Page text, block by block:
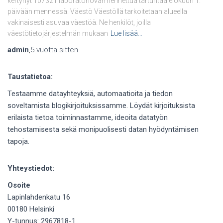
päivään mennessä. Väestö Väestöllä tarkoitetaan alueella
vakinaisesti asuvaa väestöä. Ne henkilöt, joilla
väestötietojärjestelmän mukaan
Lue lisää…
admin,5 vuotta sitten
Taustatietoa:
Testaamme datayhteyksiä, automaatioita ja tiedon
soveltamista blogikirjoituksissamme. Löydät kirjoituksista
erilaista tietoa toiminnastamme, ideoita datatyön
tehostamisesta sekä monipuolisesti datan hyödyntämisen
tapoja.
Yhteystiedot:
Osoite
Lapinlahdenkatu 16
00180 Helsinki
Y-tunnus: 2967818-1